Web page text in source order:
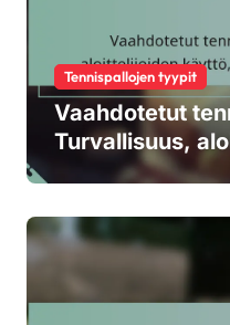
Tennispallojen tyypit
Vaahdotetut
Turvallisuus,
käyttö,